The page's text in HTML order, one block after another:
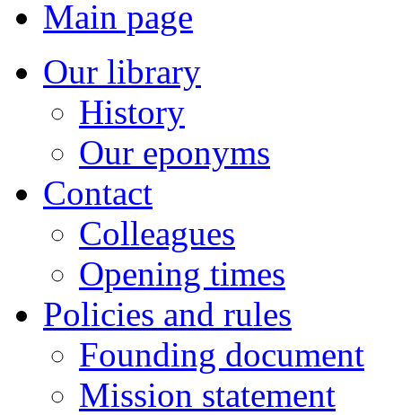
Main page
Our library
History
Our eponyms
Contact
Colleagues
Opening times
Policies and rules
Founding document
Mission statement